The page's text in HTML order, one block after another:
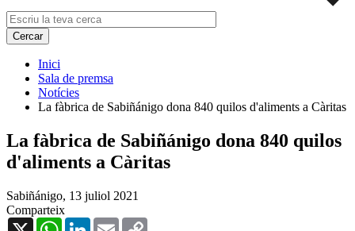
Inici
Sala de premsa
Notícies
La fàbrica de Sabiñánigo dona 840 quilos d'aliments a Càritas
La fàbrica de Sabiñánigo dona 840 quilos
d'aliments a Càritas
Sabiñánigo, 13 juliol 2021
Comparteix
X
WhatsAppLinkedInEmail